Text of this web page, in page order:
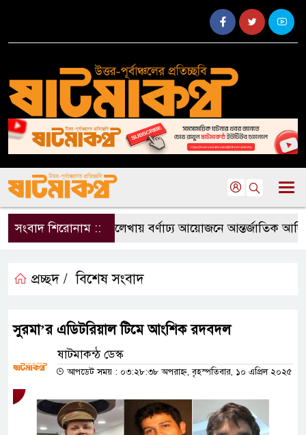
সংবাদ শিরোনাম ::বড়লেখায় বর্ণাঢ্য আয়োজনে আন্তর্জাতিক
প্রচ্ছদ / বিশেষ সংবাদ
সুরমা’র এডিটরিয়াল টিমে আংশিক রদবদল
ষাটমাকন্ঠ ডেস্ক
আপডেট সময় : ০৩:২৮:৩৮ অপরাহ্ন, বৃহস্পতিবার, ১০ এপ্রিল ২০২৫